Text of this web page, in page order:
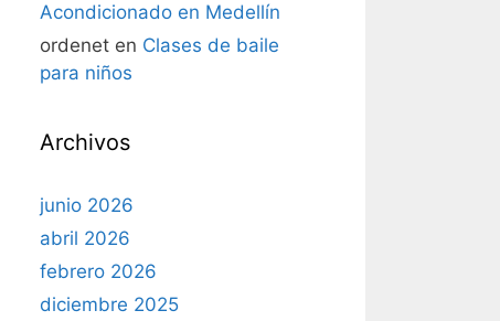
Acondicionado en Medellín
ordenet en Clases de baile
para niños
Archivos
junio 2026
abril 2026
febrero 2026
diciembre 2025